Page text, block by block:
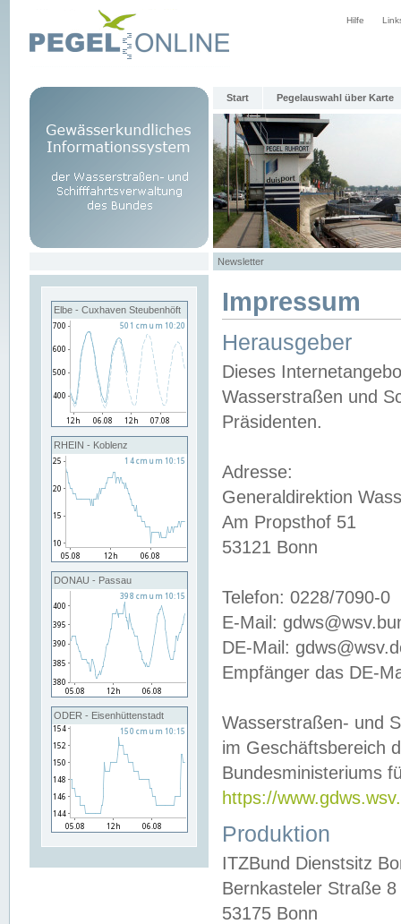
Hilfe
Start Pegelauswahl über Karte
Newsletter
Elbe - Cuxhaven Steubenhöft
RHEIN - Koblenz
DONAU - Passau
ODER - Eisenhüttenstadt
Impressum
Herausgeber
Dieses
Wasserstraßen und
Präsidenten.
Adresse:
Generaldirektion
Am Propsthof 51
53121 Bonn
Telefon: 0228/7090-0
E-Mail:
DE-Mail:
Empfänger das DE-
Wasserstraßen- und
im Geschäftsbereich
Bundesministeriums
https://
Produktion
ITZBund Dienstsitz
Bernkasteler Straße 8
53175 Bonn